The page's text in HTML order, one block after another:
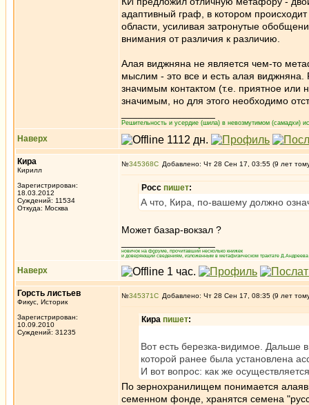
адаптивный граф, в котором
области, усиливая затронутые
внимания от различия к различию.
Алая виджняна не является чем-то
мыслим - это все и есть алая
значимым контактом (т.е. приятное
значимым, но для этого необходимо
Решительность и усердие (шила) в невозмутимом (самадхи)
Наверх
Кира
Кирилл
Зарегистрирован:
18.03.2012
Суждений: 11534
Откуда: Москва
№345368 Добавлено: Чт 28 Сен 17, 03:55 (9 лет
Росс пишет:
А что, Кира, по-вашему должно
Может базар-вокзал ?
новичок на форуме, прочитавший несколько книжек
и доверяющий сведениям, изложенным в метафизическом трактате
Наверх
Горсть листьев
Фикус, Историк
Зарегистрирован:
10.09.2010
Суждений: 31235
№345371 Добавлено: Чт 28 Сен 17, 08:35 (9 лет
Кира пишет:
Вот есть березка-видимое. Дальше
которой ранее была установлена
И вот вопрос: как же
По зернохранилищем понимается
семенном фонде, хранятся семена